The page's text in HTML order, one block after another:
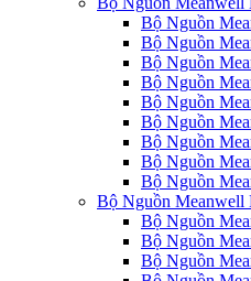
Bộ Nguồn
Bộ Nguồn
Bộ Nguồn
Bộ Nguồn
Bộ Nguồn
Bộ Nguồn
Bộ Nguồn
Bộ Nguồn
Bộ Nguồn
Bộ Nguồn Meanwell
Bộ Nguồn
Bộ Nguồn
Bộ Nguồn